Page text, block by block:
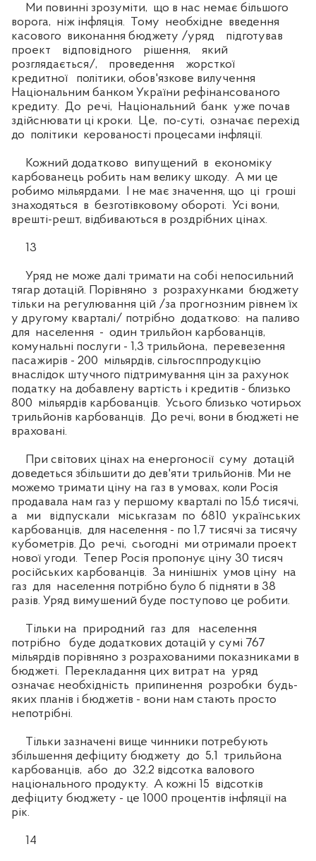
Ми повинні зрозуміти, що в нас немає більшого
ворога, ніж інфляція. Тому необхідне введення
касового виконання бюджету /уряд підготував
проект відповідного рішення, який
розглядається/, проведення жорсткої
кредитної політики, обов'язкове вилучення
Національним банком України рефінансованого
кредиту. До речі, Національний банк уже почав
здійснювати ці кроки. Це, по-суті, означає перехід
до політики керованості процесами інфляції.
Кожний додатково випущений в економіку
карбованець робить нам велику шкоду. А ми це
робимо мільярдами. І не має значення, що ці гроші
знаходяться в безготівковому обороті. Усі вони,
врешті-решт, відбиваються в роздрібних цінах.
13
Уряд не може далі тримати на собі непосильний
тягар дотацій. Порівняно з розрахунками бюджету
тільки на регулювання цій /за прогнозним рівнем їх
у другому кварталі/ потрібно додатково: на паливо
для населення - один трильйон карбованців,
комунальні послуги - 1,3 трильйона, перевезення
пасажирів - 200 мільярдів, сільгосппродукцію
внаслідок штучного підтримування цін за рахунок
податку на добавлену вартість і кредитів - близько
800 мільярдів карбованців. Усього близько чотирьох
трильйонів карбованців. До речі, вони в бюджеті не
враховані.
При світових цінах на енергоносії суму дотацій
доведеться збільшити до дев'яти трильйонів. Ми не
можемо тримати ціну на газ в умовах, коли Росія
продавала нам газ у першому кварталі по 15,6 тисячі,
а ми відпускали міськгазам по 6810 українських
карбованців, для населення - по 1,7 тисячі за тисячу
кубометрів. До речі, сьогодні ми отримали проект
нової угоди. Тепер Росія пропонує ціну 30 тисяч
російських карбованців. За нинішніх умов ціну на
газ для населення потрібно було б підняти в 38
разів. Уряд вимушений буде поступово це робити.
Тільки на природний газ для населення
потрібно буде додаткових дотацій у сумі 767
мільярдів порівняно з розрахованими показниками в
бюджеті. Перекладання цих витрат на уряд
означає необхідність припинення розробки будь-
яких планів і бюджетів - вони нам стають просто
непотрібні.
Тільки зазначені вище чинники потребують
збільшення дефіциту бюджету до 5,1 трильйона
карбованців, або до 32,2 відсотка валового
національного продукту. А кожні 15 відсотків
дефіциту бюджету - це 1000 процентів інфляції на
рік.
14